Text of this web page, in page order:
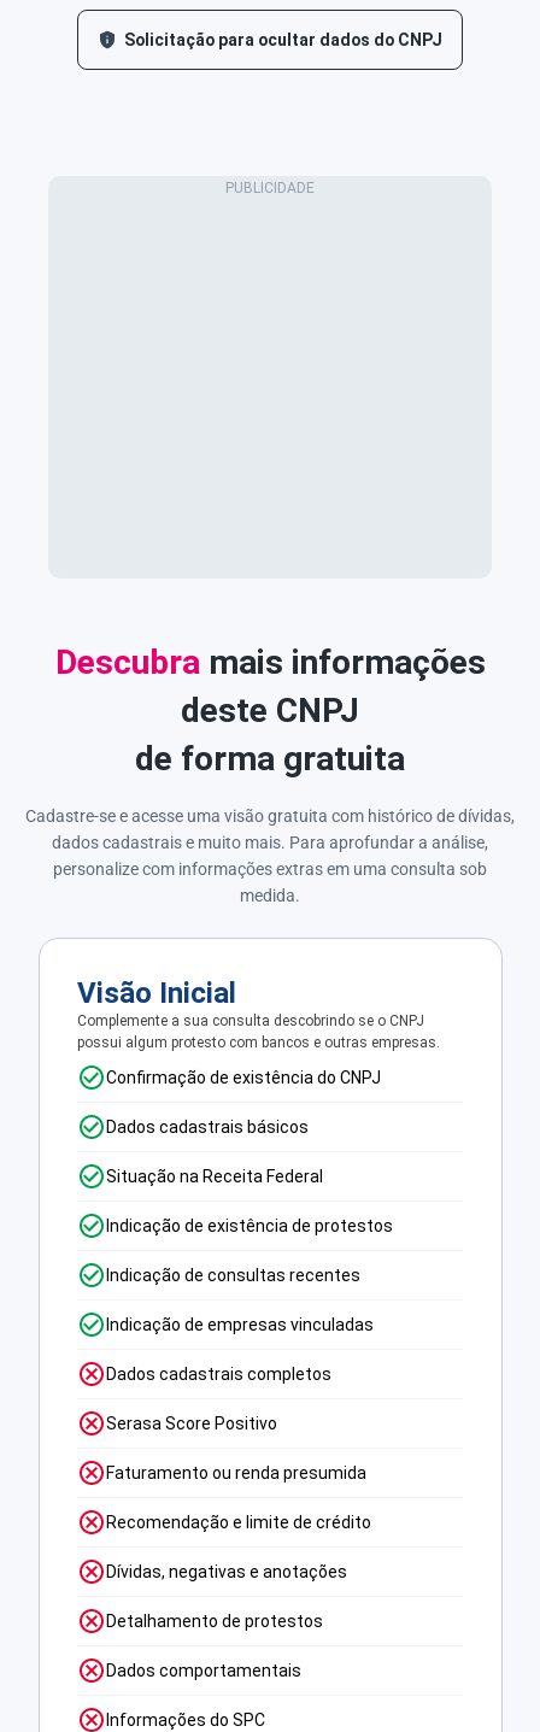
Solicitação para ocultar dados do CNPJ
Descubra mais informações
deste CNPJ
de forma gratuita
Cadastre-se e acesse uma visão gratuita com histórico de dívidas,
dados cadastrais e muito mais. Para aprofundar a análise,
personalize com informações extras em uma consulta sob
medida.
Visão Inicial
Complemente a sua consulta descobrindo se o CNPJ
possui algum protesto com bancos e outras empresas.
Confirmação de existência do CNPJ
Dados cadastrais básicos
Situação na Receita Federal
Indicação de existência de protestos
Indicação de consultas recentes
Indicação de empresas vinculadas
Dados cadastrais completos
Serasa Score Positivo
Faturamento ou renda presumida
Recomendação e limite de crédito
Dívidas, negativas e anotações
Detalhamento de protestos
Dados comportamentais
Informações do SPC